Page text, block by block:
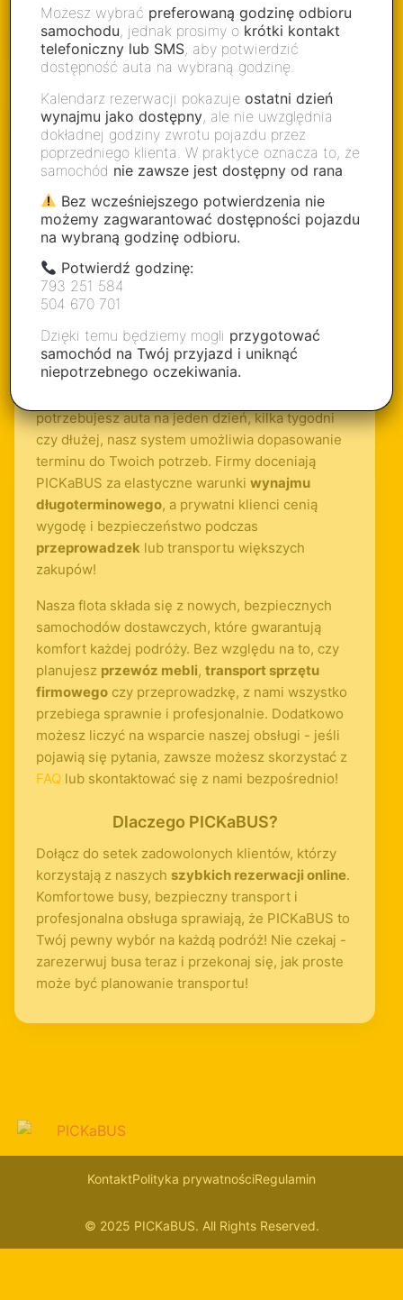
obsługa - wszystko w jednym miejscu!
Wynajem busa online – szybki,
wygodny i bezpieczny!
Szukaszkomfortowego i nowoczesnego auta
dostawczego, które pozwoli Ci przewieźć rzeczy
szybko i bez stresu? PICKaBUS to idealne
rozwiązanie zarówno dla firm, jak i klientów
prywatnych! Nasze
Dzięki naszejrezerwacji online możesz
zarezerwować busa w kilka minut – bez zbędnych
potrzebujesz auta na jeden dzień, kilka tygodni
czy dłużej, nasz system umożliwia dopasowanie
terminu do Twoich potrzeb. Firmy doceniają
PICKaBUS za elastyczne warunki wynajmu
długoterminowego, a prywatni klienci cenią
wygodę i bezpieczeństwo podczas
przeprowadzek lub transportu większych
zakupów!
Nasza flota składa się z nowych, bezpiecznych
samochodów dostawczych, które gwarantują
komfort każdej podróży. Bez względu na to, czy
planujesz przewóz mebli, transport sprzętu
firmowego czy przeprowadzkę, z nami wszystko
przebiega sprawnie i profesjonalnie. Dodatkowo
możesz liczyć na wsparcie naszej obsługi - jeśli
pojawią się pytania, zawsze możesz skorzystać z
FAQ lub skontaktować się z nami bezpośrednio!
Dlaczego PICKaBUS?
Dołącz do setek zadowolonych klientów, którzy
korzystają z naszych szybkich rezerwacji online.
Komfortowe busy, bezpieczny transport i
profesjonalna obsługa sprawiają, że PICKaBUS to
Twój pewny wybór na każdą podróż! Nie czekaj -
zarezerwuj busa teraz i przekonaj się, jak proste
może być planowanie transportu!
KontaktPolityka prywatnościRegulamin
© 2025 PICKaBUS. All Rights Reserved.
Możesz wybrać preferowaną godzinę odbioru
samochodu, jednak prosimy o krótki kontakt
telefoniczny lub SMS, aby potwierdzić
dostępność auta na wybraną godzinę.
Kalendarz rezerwacji pokazujeostatni dzień
wynajmu jako dostępny, ale nie uwzględnia
dokładnej godziny zwrotu pojazdu przez
poprzedniego klienta. W praktyce oznacza to, że
samochód nie zawsze jest dostępny od rana
Bez wcześniejszego potwierdzenia nie
możemy zagwarantować dostępności pojazdu
na wybraną godzinę odbioru.
Potwierdź godzinę:
793 251 584
504 670 701
Dzięki temu będziemy mogli przygotować
samochód na Twój przyjazd i uniknąć
niepotrzebnego oczekiwania.